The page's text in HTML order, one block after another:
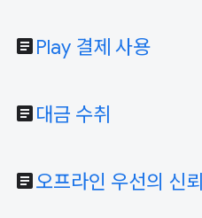
article Play 결제 사용
article 대금 수취
article오프라인 우선의 신